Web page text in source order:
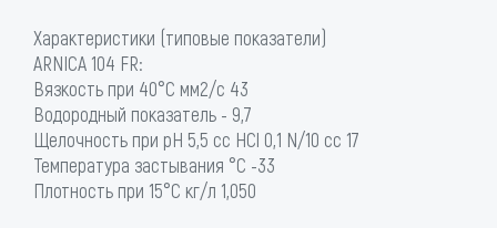
Характеристики (типовые показатели)
ARNICA 104 FR:
Вязкость при 40°С мм2/с 43
Водородный показатель - 9,7
Щелочность при pH 5,5 cc HCl 0,1 N/10 cc 17
Температура застывания °C -33
Плотность при 15°С кг/л 1,050